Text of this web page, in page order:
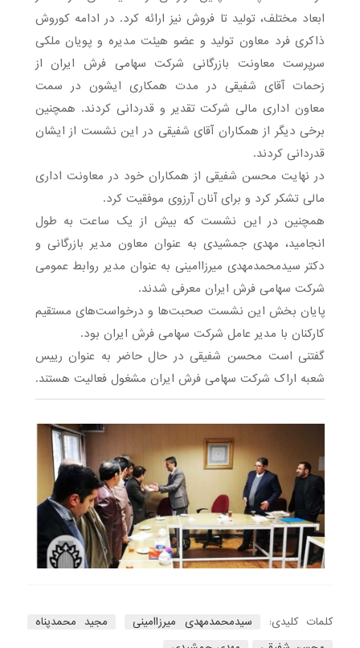
ابعاد مختلف، تولید تا فروش نیز ارائه کرد. در ادامه کوروش
ذاکری فرد معاون تولید و عضو هیئت مدیره و پویان ملکی
سرپرست معاونت بازرگانی شرکت سهامی فرش ایران از
زحمات آقای شفیقی در مدت همکاری ایشون در سمت
معاون اداری مالی شرکت تقدیر و قدردانی کردند. همچنین
برخی دیگر از همکاران آقای شفیقی در این نشست از ایشان
قدردانی کردند.
در نهایت محسن شفیقی از همکاران خود در معاونت اداری
مالی تشکر کرد و برای آنان آرزوی موفقیت کرد.
همچنین در این نشست که بیش از یک ساعت به طول
انجامید، مهدی جمشیدی به عنوان معاون مدیر بازرگانی و
دکتر سیدمحمدمهدی میرزاامینی به عنوان مدیر روابط عمومی
شرکت سهامی فرش ایران معرفی شدند.
پایان بخش این نشست صحبت‌ها و درخواست‌های مستقیم
کارکنان با مدیر عامل شرکت سهامی فرش ایران بود.
گفتنی است محسن شفیقی در حال حاضر به عنوان رییس
شعبه اراک شرکت سهامی فرش ایران مشغول فعالیت هستند.
کلمات کلیدی: سیدمحمدمهدی میرزاامینی
مجید محمدپناه